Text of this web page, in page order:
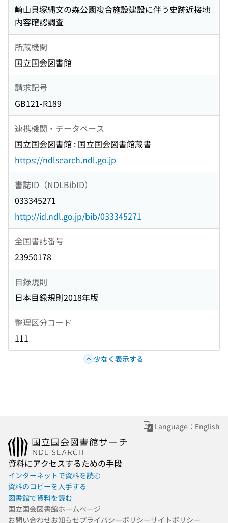
崎山貝塚縄文の森公園複合施設建設に伴う史跡近接地
内容確認調査
所蔵機関
国立国会図書館
請求記号
GB121-R189
連携機関・データベース
国立国会図書館 : 国立国会図書館蔵書
https://ndlsearch.ndl.go.jp
書誌ID（NDLBibID）
033345271
http://id.ndl.go.jp/bib/033345271
全国書誌番号
23950178
目録規則
日本目録規則2018年版
整理区分コード
111
少なく表示する
Language：English
資料にアクセスするための手段
インターネットで資料を読む
資料のコピーを入手する
図書館で資料を読む
国立国会図書館ホームページ
お問い合わせお知らせプライバシーポリシーサイトポリシー